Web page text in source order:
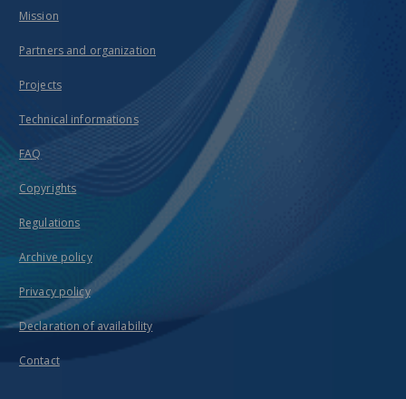
Mission
Partners and organization
Projects
Technical informations
FAQ
Copyrights
Regulations
Archive policy
Privacy policy
Declaration of availability
Contact